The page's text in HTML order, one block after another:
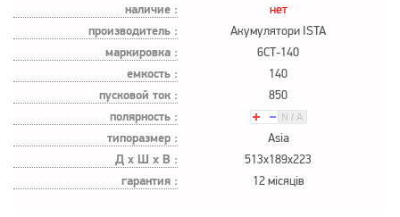
наличие : нет
производитель : Акумулятори ISTA
маркировка : 6СТ-140
емкость : 140
пусковой ток : 850
полярность :
типоразмер :
Asia
Д х Ш х В : 513x189x223
гарантия : 12 місяців